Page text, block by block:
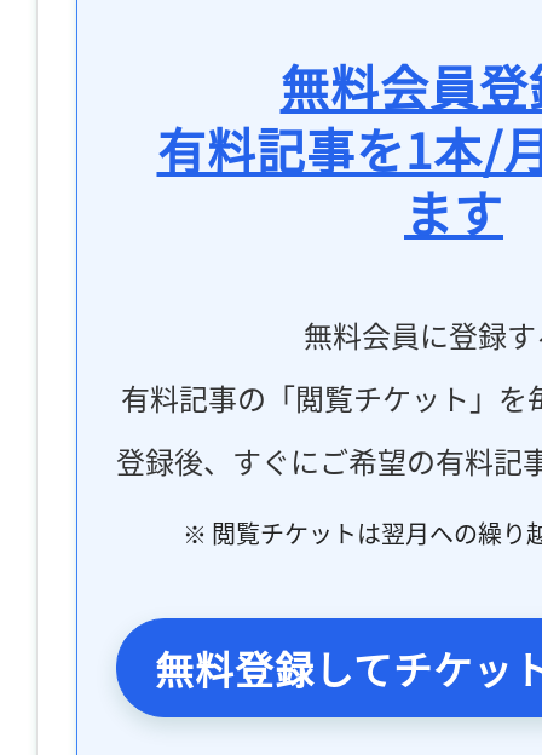
無料会員
有料記事を1本/
ます
無料会員に登録
有料記事の「閲覧チケット」
登録後、すぐにご希望の有料記
※ 閲覧チケットは翌月への繰り
無料登録してチケッ